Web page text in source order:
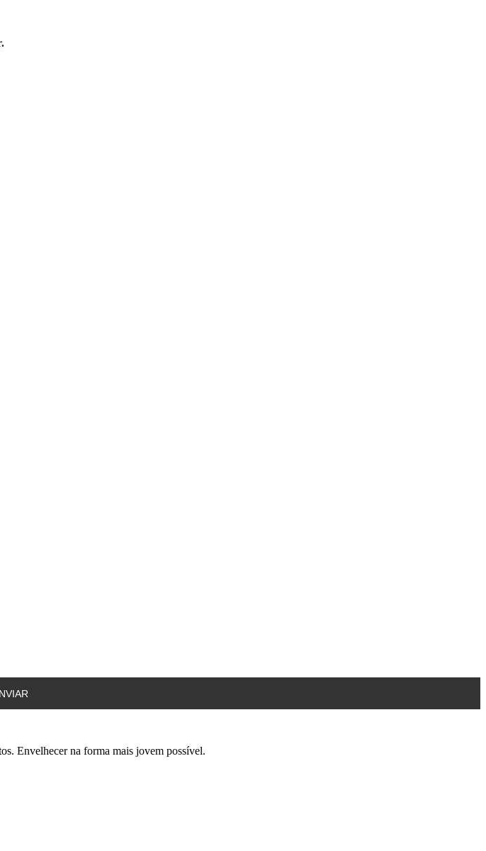
Envelhecer na forma mais jovem possível.